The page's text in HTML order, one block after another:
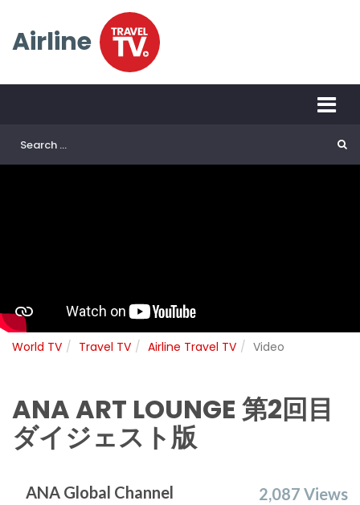
Airline
World TV Travel TV Airline Travel TV Video
ANA ART LOUNGE 第2回目
ダイジェスト版
ANA Global Channel 2,087 Views